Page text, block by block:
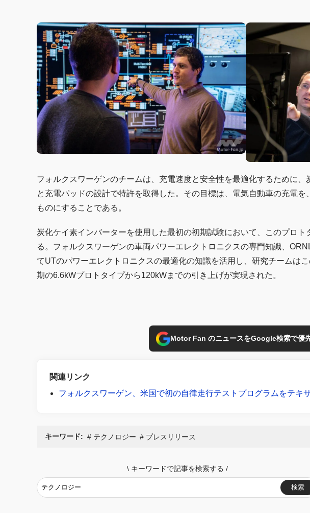
フォルクスワーゲンのチームは、充電速度と安全性を最適化するために
と充電パッドの設計で特許を取得した。その目標は、電気自動車の充電
ものにすることである。
炭化ケイ素インバーターを使用した最初の初期試験において、このプロ
る。フォルクスワーゲンの車両パワーエレクトロニクスの専門知識、
てUTのパワーエレクトロニクスの最適化の知識を活用し、研究チームは
期の6.6kWプロトタイプから120kWまでの引き上げが実現された。
Motor Fan のニュースをGoogle検索で優
関連リンク
フォルクスワーゲン、米国で初の自律走行テストプログラムをテキ
キーワード: テクノロジー プレスリリース
\ キーワードで記事を検索する /
検索